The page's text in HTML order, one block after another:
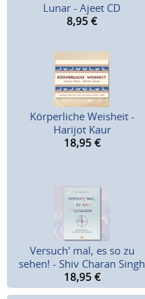
Lunar - Ajeet CD
8,95 €
Körperliche Weisheit -
Harijot Kaur
18,95 €
Versuch' mal, es so zu
sehen! - Shiv Charan Singh
18,95 €